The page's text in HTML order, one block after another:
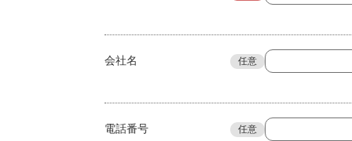
会社名 任意
電話番号 任意